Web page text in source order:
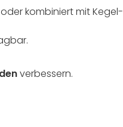
kombiniert mit Kegel-
verbessern.